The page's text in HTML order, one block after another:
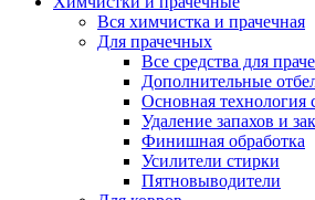
Вся химчистка и прачечная
Для прачечных
Все средства для
Дополнительные
Основная технология
Удаление запахов и
Финишная обработка
Усилители стирки
Пятновыводители